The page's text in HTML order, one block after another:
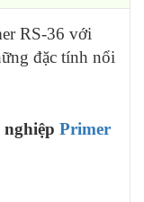
RS-36 với
đặc tính nổi
Primer